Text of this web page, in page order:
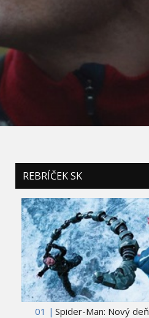
REBRÍČEK SK
01 | Spider-Man: Nový deň